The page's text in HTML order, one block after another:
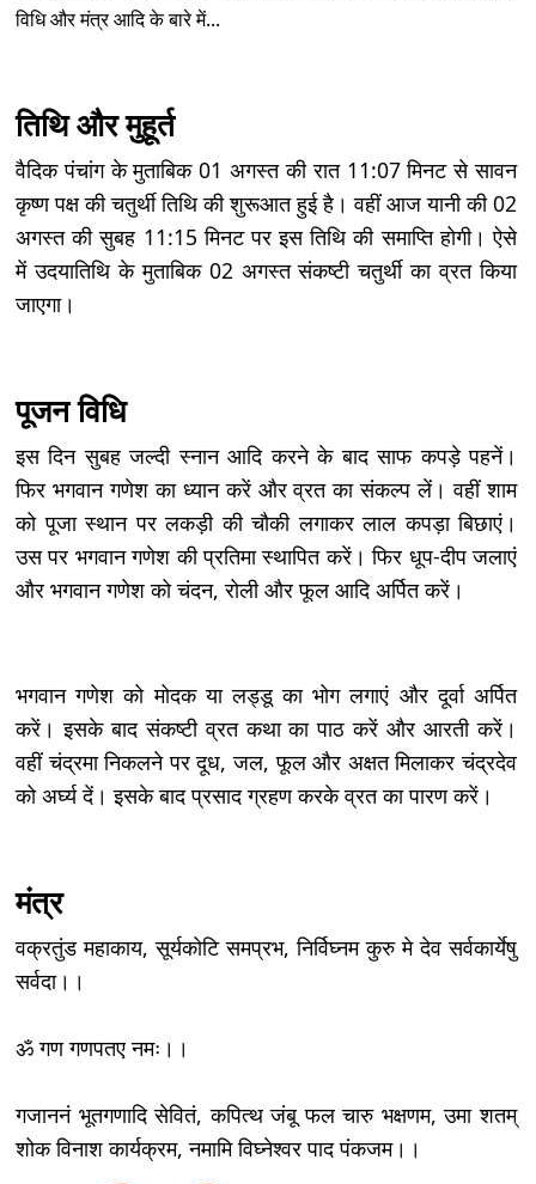
विधि और मंत्र आदि के बारे में...
तिथि और मुहूर्त
वैदिक पंचांग के मुताबिक 01 अगस्त की रात 11:07 मिनट से सावन
कृष्ण पक्ष की चतुर्थी तिथि की शुरूआत हुई है। वहीं आज यानी की 02
अगस्त की सुबह 11:15 मिनट पर इस तिथि की समाप्ति होगी। ऐसे
में उदयातिथि के मुताबिक 02 अगस्त संकष्टी चतुर्थी का व्रत किया
जाएगा।
पूजन विधि
इस दिन सुबह जल्दी स्नान आदि करने के बाद साफ कपड़े पहनें।
फिर भगवान गणेश का ध्यान करें और व्रत का संकल्प लें। वहीं शाम
को पूजा स्थान पर लकड़ी की चौकी लगाकर लाल कपड़ा बिछाएं।
उस पर भगवान गणेश की प्रतिमा स्थापित करें। फिर धूप-दीप जलाएं
और भगवान गणेश को चंदन, रोली और फूल आदि अर्पित करें।
भगवान गणेश को मोदक या लड्डू का भोग लगाएं और दूर्वा अर्पित
करें। इसके बाद संकष्टी व्रत कथा का पाठ करें और आरती करें।
वहीं चंद्रमा निकलने पर दूध, जल, फूल और अक्षत मिलाकर चंद्रदेव
को अर्घ्य दें। इसके बाद प्रसाद ग्रहण करके व्रत का पारण करें।
मंत्र
वक्रतुंड महाकाय, सूर्यकोटि समप्रभ, निर्विघ्नम कुरु मे देव सर्वकार्येषु
सर्वदा।।
ॐ गण गणपतए नमः।।
गजाननं भूतगणादि सेवितं, कपित्थ जंबू फल चारु भक्षणम, उमा शतम्
शोक विनाश कार्यक्रम, नमामि विघ्नेश्वर पाद पंकजम।।